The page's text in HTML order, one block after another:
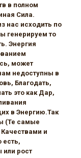
в полном
Сила.
нас исходить по
генерируем то
Энергия
может
недоступны в
Благодать,
это как Дар,
в Энергию.Так
(Те самые
и
есть,
или рост